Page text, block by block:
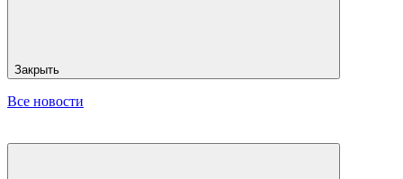
Закрыть
Все новости